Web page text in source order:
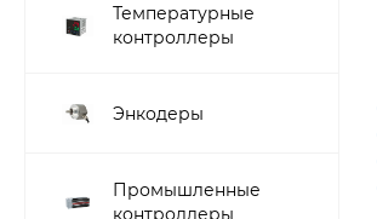
Температурные
контроллеры
Энкодеры
Промышленные
контроллеры